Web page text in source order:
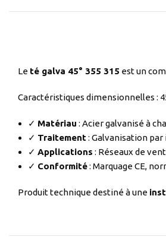
Le té galva 45° 355 315 est un
Caractéristiques dimensionnelles :
✓ Matériau : Acier galvanisé à
✓ Traitement: Galvanisation
✓ Applications : Réseaux de
✓ Conformité: Marquage CE,
Produit technique destiné à une